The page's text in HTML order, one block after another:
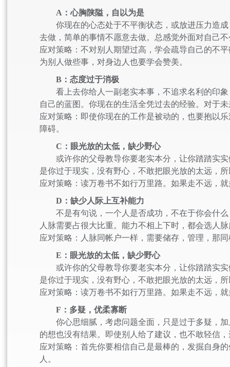
A：心胸陕隘，自以为是
你现在的心态处于不平衡状态，或放进压力造成
去做，简单的事情不愿意去做。总感觉外面对自己
应对策略：不对别人期望过高，学会疏导自己的不
为别人做些事，对身边人也要学会赞美。
B：态度过于消极
看上去你给人一副老实本事，不追求名利的印象
自己的蓝图。你现在的生活全凭过去的经验。对于
应对策略：即使你现在的工作是被动的，也要抱以
障碍。
C：眼光放的太低，缺少野心
或许你的父母教导你要老实本分，让你踏踏实实
是你过于现实，没有野心，不敢把眼光放的太远，所
应对策略：读万卷书不如行万里路。如果走不远，
D：缺少人际上互补能力
不是有句说，一个人是否成功，不在于你会什么
人脉需要占很大比重。能力不相上下时，都会选人
应对策略：人脉同帐户一样，需要储存，管理，那
E：眼光放的太低，缺少野心
或许你的父母教导你要老实本分，让你踏踏实实
是你过于现实，没有野心，不敢把眼光放的太远，所
应对策略：读万卷书不如行万里路。如果走不远，
F：多疑，优柔寡断
你心思细腻，考虑问题全面，只是过于多疑，加
的想也没有结果。即使别人给了建议，也不敢轻信
应对策略：首先你要相信自己是最棒的，发掘自身
人。